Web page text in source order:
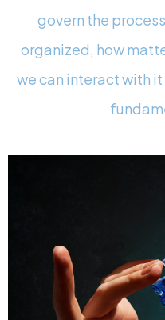
govern the
organized, how
we can interact with